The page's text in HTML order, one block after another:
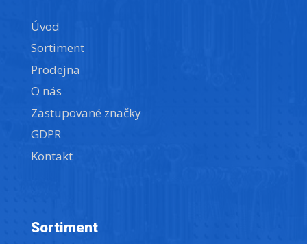
Úvod
Sortiment
Prodejna
O nás
Zastupované značky
GDPR
Kontakt
Sortiment